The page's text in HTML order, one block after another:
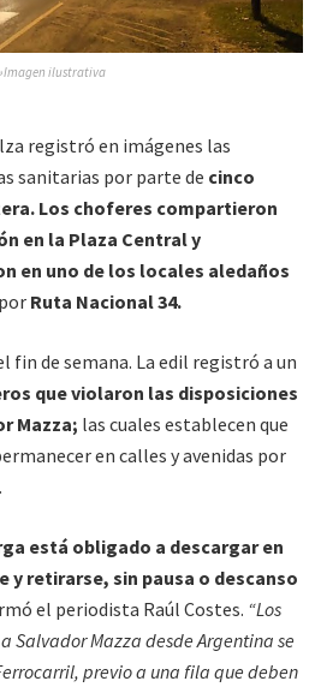
ilustrativa
registró en imágenes las
sanitarias por parte de cinco
Los choferes compartieron
en la Plaza Central y
en uno de los locales aledaños
Ruta Nacional 34.
fin de semana. La edil registró a un
que violaron las disposiciones
Mazza; las cuales establecen que
en calles y avenidas por
está obligado a descargar en
y retirarse, sin pausa o descanso
el periodista Raúl Costes. “Los
Salvador Mazza desde Argentina se
previo a una fila que deben